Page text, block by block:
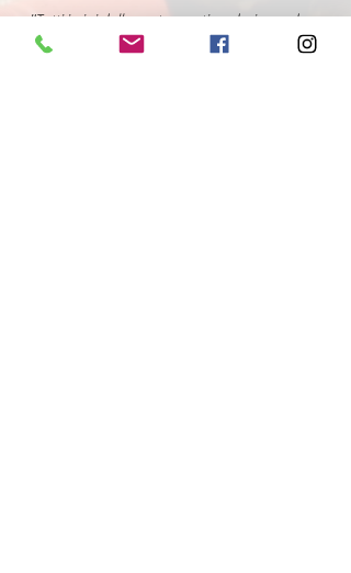
"Tutti i vini della nostra cantina derivano da un
lungo percorso di ricerca, iniziato nel 1995 con